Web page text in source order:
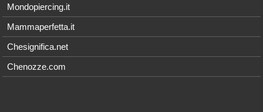
Mondopiercing.it
Mammaperfetta.it
Chesignifica.net
Chenozze.com